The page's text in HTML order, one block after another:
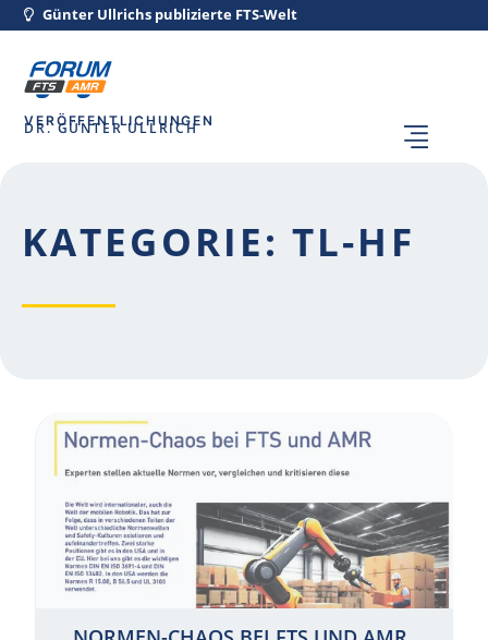
Günter Ullrichs publizierte FTS-Welt
DR. GÜNTER ULLRICH
VERÖFFENTLICHUNGEN
KATEGORIE: TL-HF